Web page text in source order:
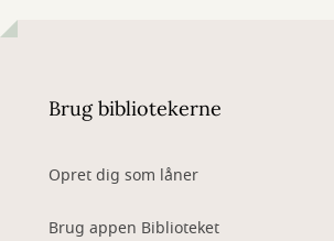
Brug bibliotekerne
Opret dig som låner
Brug appen Biblioteket